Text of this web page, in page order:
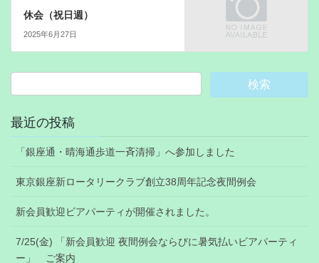
休会（祝日週）
2025年6月27日
最近の投稿
「銀座通・晴海通歩道一斉清掃」へ参加しました
東京銀座新ロータリークラブ創立38周年記念夜間例会
新会員歓迎ビアパーティが開催されました。
7/25(金) 「新会員歓迎 夜間例会ならびに暑気払いビアパーティ
ー」 ご案内